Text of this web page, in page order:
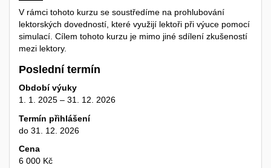
V rámci tohoto kurzu se soustředíme na prohlubování
lektorských dovedností, které využijí lektoři při výuce pomocí
simulací. Cílem tohoto kurzu je mimo jiné sdílení zkušeností
mezi lektory.
Poslední termín
Období výuky
1. 1. 2025 – 31. 12. 2026
Termín přihlášení
do 31. 12. 2026
Cena
6 000 Kč